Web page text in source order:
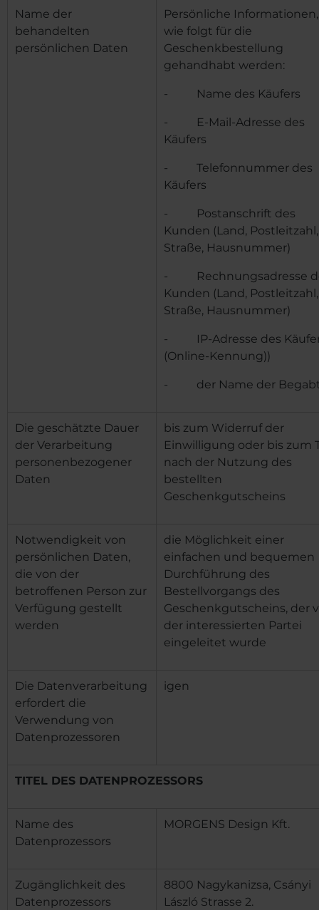
Name der
behandelten
persönlichen Daten
Persönliche
wie folgt für die
Geschenkbestellung
gehandhabt werden:
- Name des Käufers
- E-Mail-Adresse des
Käufers
- Telefonnummer des
Käufers
- Postanschrift des
Kunden (Land,
Straße, Hausnummer)
- Rechnungsadresse
Kunden (Land,
Straße, Hausnummer)
- IP-Adresse des
(Online-Kennung))
- der Name der
Die geschätzte Dauer
der Verarbeitung
personenbezogener
Daten
bis zum Widerruf der
Einwilligung oder bis zum
nach der Nutzung des
bestellten
Geschenkgutscheins
Notwendigkeit von
persönlichen Daten,
die von der
betroffenen Person zur
Verfügung gestellt
werden
die Möglichkeit einer
einfachen und bequemen
Durchführung des
Bestellvorgangs des
Geschenkgutscheins, der
der interessierten Partei
eingeleitet wurde
Die Datenverarbeitung
erfordert die
Verwendung von
Datenprozessoren
igen
TITEL DES DATENPROZESSORS
Name des
Datenprozessors
MORGENS Design Kft.
Zugänglichkeit des
Datenprozessors
8800 Nagykanizsa, Csányi
László Strasse 2.